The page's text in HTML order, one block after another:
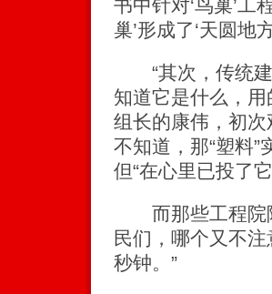
书中针对‘鸟巢’工
巢’形成了‘天圆地
“其次，传统建
知道它是什么，
组长的康伟，初
不知道，那“塑料
但“在心里已投了它
而那些工程院
民们，哪个又不
秒钟。”